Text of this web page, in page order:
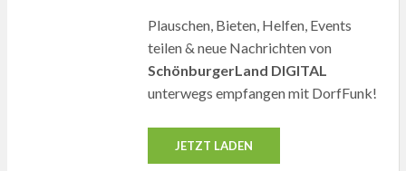
Plauschen, Bieten, Helfen, Events
teilen & neue Nachrichten von
SchönburgerLand DIGITAL
unterwegs empfangen mit DorfFunk!
JETZT LADEN